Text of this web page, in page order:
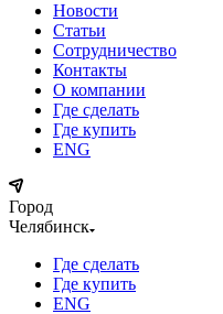
Новости
Статьи
Сотрудничество
Контакты
О компании
Где сделать
Где купить
ENG
Город
Челябинск
Где сделать
Где купить
ENG